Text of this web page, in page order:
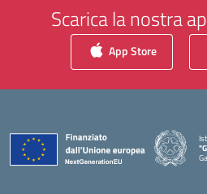
Scarica la nostra
App Store